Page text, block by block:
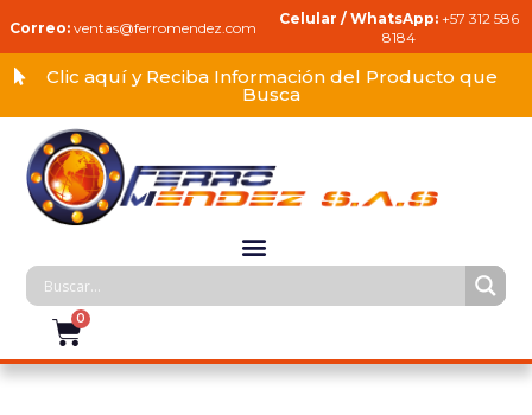
Correo: ventas@ferromendez.com
Celular / WhatsApp: +57 312 586
8184
Clic aquí y Reciba Información del Producto que
Busca